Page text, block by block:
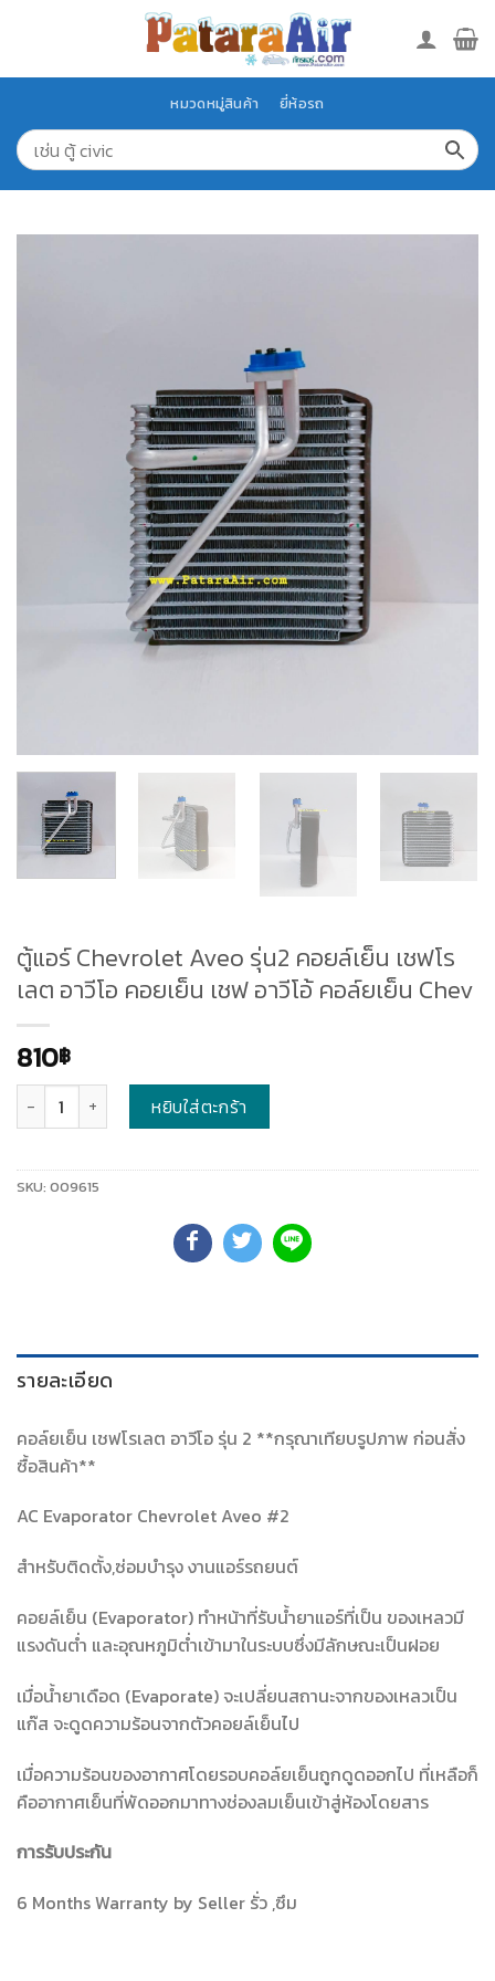
หมวดหมู่สินค้า ยี่ห้อรถ
ตู้แอร์ Chevrolet Aveo รุ่น2 คอยล์เย็น เชฟโร
เลต อาวีโอ คอยเย็น เชฟ อาวีโอ้ คอล์ยเย็น Chev
810฿
หยิบใส่ตะกร้า
SKU: 009615
รายละเอียด
คอล์ยเย็น เชฟโรเลต อาวีโอ รุ่น 2 **กรุณาเทียบรูปภาพ ก่อนสั่ง
ซื้อสินค้า**
AC Evaporator Chevrolet Aveo #2
สำหรับติดตั้ง,ซ่อมบำรุง งานแอร์รถยนต์
คอยล์เย็น (Evaporator) ทำหน้าที่รับน้ำยาแอร์ที่เป็น ของเหลวมี
แรงดันต่ำ และอุณหภูมิต่ำเข้ามาในระบบซึ่งมีลักษณะเป็นฝอย
เมื่อน้ำยาเดือด (Evaporate) จะเปลี่ยนสถานะจากของเหลวเป็น
แก๊ส จะดูดความร้อนจากตัวคอยล์เย็นไป
เมื่อความร้อนของอากาศโดยรอบคอล์ยเย็นถูกดูดออกไป ที่เหลือก็
คืออากาศเย็นที่พัดออกมาทางช่องลมเย็นเข้าสู่ห้องโดยสาร
การรับประกัน
6 Months Warranty by Seller รั่ว ,ซึม